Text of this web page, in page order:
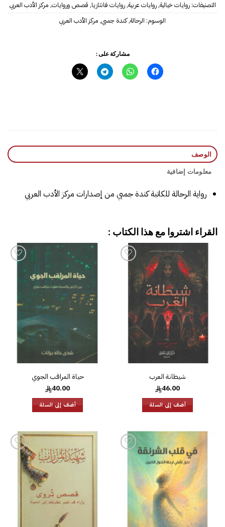
التصنيفات:روايات خيالية,روايات عربية,روايات فانتازيا, قصص وروايات, مركز الأدب العربي
الوسوم: الرحالة,كندة جمبي, مركز الأدب العربي
مشاركة على :
الوصف
معلومات إضافية
رواية الرحالة للكاتبة كندة جمبي من إصدارات مركز الأدب العربي
القراء اشتروا مع هذا الكتاب :
الرغبات
شيطانة العرب
46.00
أضف إلى السلة
قائمة
حياة المراقب الجوي
40.00
أضف إلى السلة
إضافة
قائمة